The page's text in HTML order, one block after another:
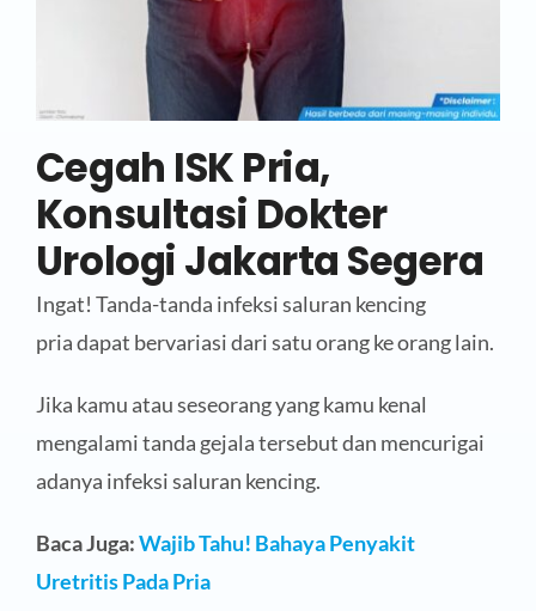
Cegah ISK Pria,
Konsultasi Dokter
Urologi Jakarta Segera
Ingat! Tanda-tanda infeksi saluran kencing
pria dapat bervariasi dari satu orang ke orang lain.
Jika kamu atau seseorang yang kamu kenal
mengalami tanda gejala tersebut dan mencurigai
adanya infeksi saluran kencing.
Baca Juga:Wajib Tahu! Bahaya Penyakit
Uretritis Pada Pria